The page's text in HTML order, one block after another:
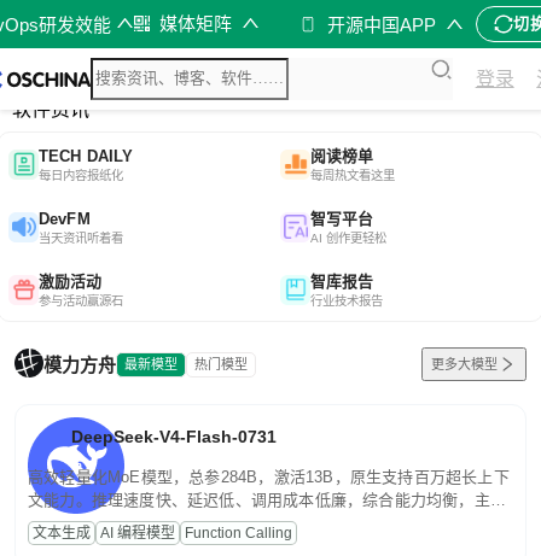
研发效能 媒体矩阵 开源中国APP 切
登录
综合
开源资讯
软件资讯
TECH DAILY
每日内容报纸化
阅读榜单
每周热文看这里
DevFM
当天资讯听着看
智写平台
AI 创作更轻松
激励活动
参与活动赢源石
智库报告
行业技术报告
模力方舟 最新模型 热门模型 更多大模型
DeepSeek-V4-Flash-0731
高效轻量化MoE模型，总参284B，激活13B，原生支持百万超长上下
文能力。推理速度快、延迟低、调用成本低廉，综合能力均衡，主打
高并发、轻量化任务，适合日常对话、内容创作、基础 RAG、批量
文案处理等普惠刚需场景。
文本生成 AI 编程模型 Function Calling